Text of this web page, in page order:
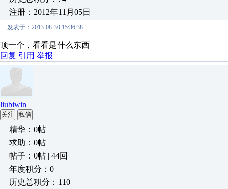
注册：2012年11月05日
发表于：2013-08-30 15:36:38
顶一个，看看是什么东西
回复 引用 举报
liubiwin
关注 私信
精华：0帖
求助：0帖
帖子：0帖 | 44回
年度积分：0
历史总积分：110